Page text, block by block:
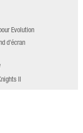
Evolution
d'écran
II